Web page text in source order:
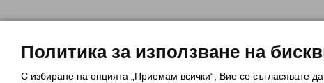
Политика за използване на
С избиране на опцията „Приемам всички“, Вие се съгласявате